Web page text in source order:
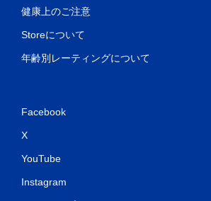
健康上のご注意
Storeについて
年齢別レーティングについて
Facebook
X
YouTube
Instagram